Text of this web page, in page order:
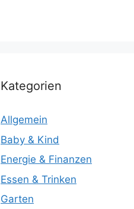
Kategorien
Allgemein
Baby & Kind
Energie & Finanzen
Essen & Trinken
Garten